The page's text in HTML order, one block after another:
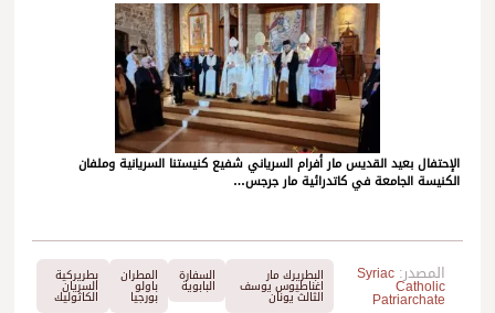
الإحتفال بعيد القديس مار أفرام السرياني شفيع كنيستنا السريانية وملفان
الكنيسة الجامعة في كاتدرائية مار جرجس…
المصدر: Syriac
Catholic
Patriarchate
البطريرك مار
اغناطيوس يوسف
الثالث يونان
السفارة
البابوية
المطران
باولو
بورجيا
بطريركية
السريان
الكاثوليك